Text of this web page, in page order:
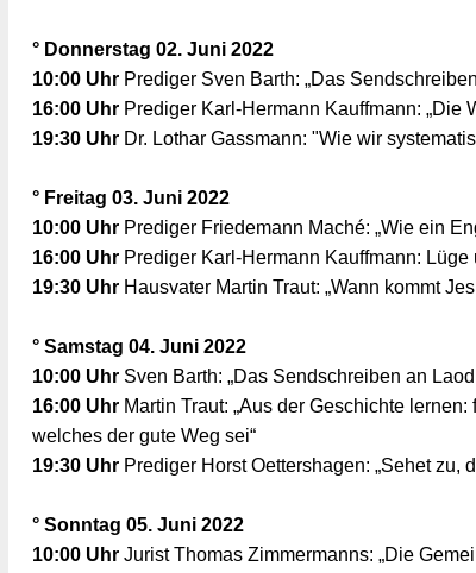
° Donnerstag 02. Juni 2022
10:00 Uhr Prediger Sven Barth: „Das
16:00 Uhr Prediger Karl-Hermann Kauffmann: „Die
19:30 Uhr Dr. Lothar Gassmann: "Wie wir
° Freitag 03. Juni 2022
10:00 Uhr Prediger Friedemann Maché: „Wie ein
16:00 Uhr Prediger Karl-Hermann Kauffmann: Lüge
19:30 Uhr Hausvater Martin Traut: „Wann kommt
° Samstag 04. Juni 2022
10:00 Uhr Sven Barth: „Das Sendschreiben an
16:00 Uhr Martin Traut: „Aus der Geschichte lernen:
welches der gute Weg sei“
19:30 Uhr Prediger Horst Oettershagen: „Sehet zu,
° Sonntag 05. Juni 2022
10:00 Uhr Jurist Thomas Zimmermanns: „Die